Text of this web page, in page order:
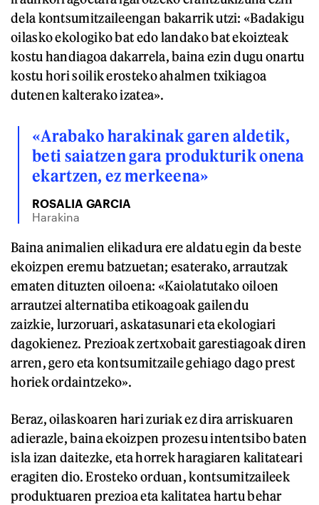
dela kontsumitzaileengan bakarrik utzi: «Badakigu
oilasko ekologiko bat edo landako bat ekoizteak
kostu handiagoa dakarrela, baina ezin dugu onartu
kostu hori soilik erosteko ahalmen txikiagoa
dutenen kalterako izatea».
«Arabako harakinak garen aldetik,
beti saiatzen gara produkturik onena
ekartzen, ez merkeena»
ROSALIA GARCIA
Harakina
Baina animalien elikadura ere aldatu egin da beste
ekoizpen eremu batzuetan; esaterako, arrautzak
ematen dituzten oiloena: «Kaiolatutako oiloen
arrautzei alternatiba etikoagoak gailendu
zaizkie, lurzoruari, askatasunari eta ekologiari
dagokienez. Prezioak zertxobait garestiagoak diren
arren, gero eta kontsumitzaile gehiago dago prest
horiek ordaintzeko».
Beraz, oilaskoaren hari zuriak ez dira arriskuaren
adierazle, baina ekoizpen prozesu intentsibo baten
isla izan daitezke, eta horrek haragiaren kalitateari
eragiten dio. Erosteko orduan, kontsumitzaileek
produktuaren prezioa eta kalitatea hartu behar